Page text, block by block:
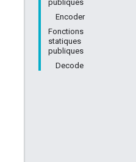
publiques
Encoder
Fonctions
statiques
publiques
Decode